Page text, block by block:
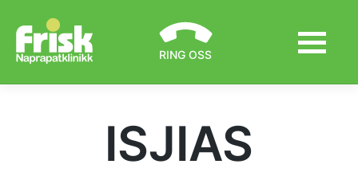
content
RING OSS
ISJIAS